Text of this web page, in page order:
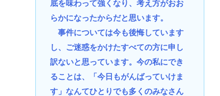
底を味わって強くなり、考え方がおお
らかになったからだと思います。
事件については今も後悔しています
し、ご迷惑をかけたすべての方に申し
訳ないと思っています。今の私にでき
ることは、「今日もがんばっていけま
す」なんてひとりでも多くのみなさん